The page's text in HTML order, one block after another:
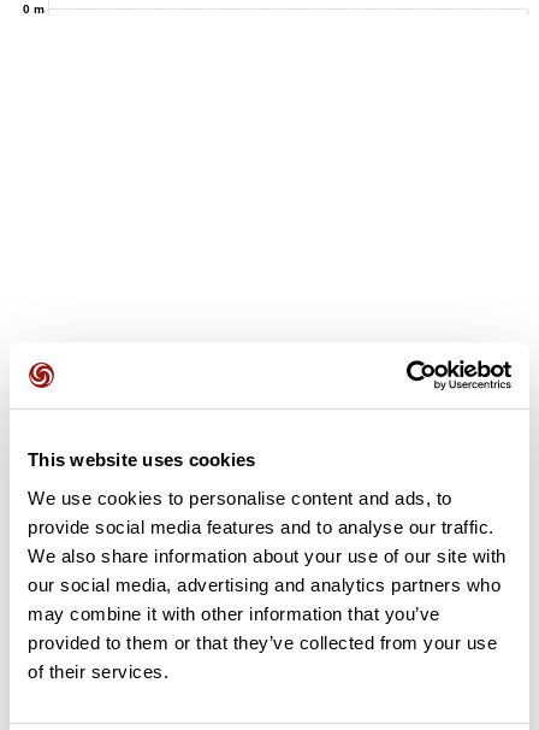
This website uses cookies
We use cookies to personalise content and ads, to
provide social media features and to analyse our traffic.
We also share information about your use of our site with
our social media, advertising and analytics partners who
may combine it with other information that you’ve
provided to them or that they’ve collected from your use
of their services.
0 m
Ajouter un avis
Découvrez ce parcours de randonnée de 10,5 km à proximité